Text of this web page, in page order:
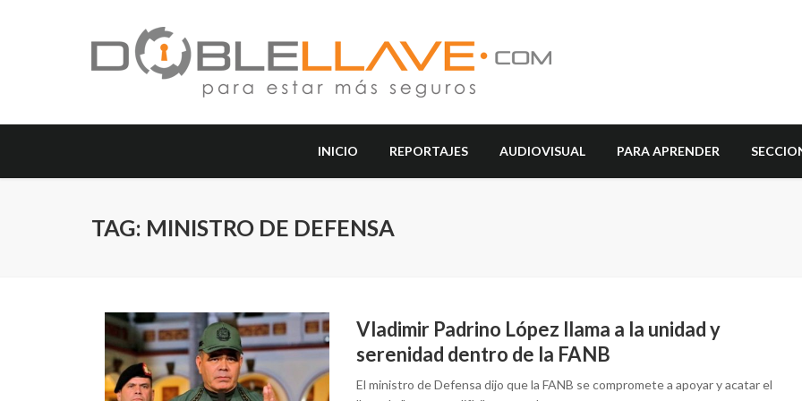
INICIO REPORTAJES AUDIOVISUAL PARA APRENDER
TAG: MINISTRO DE DEFENSA
Vladimir Padrino López llama a la unidad y
serenidad dentro de la FANB
El ministro de Defensa dijo que la FANB se compromete a apoyar y acatar el